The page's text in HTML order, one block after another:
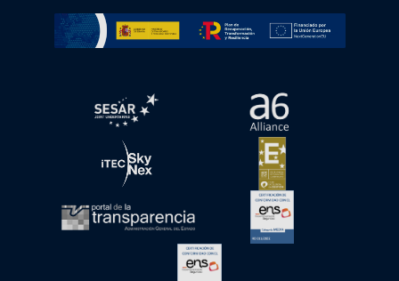
Ir a Plan de Recuperación, Transformación y
abre en ventana nueva abre en ventana
abre en ventana nueva abre en ventana
abre en ventana nueva